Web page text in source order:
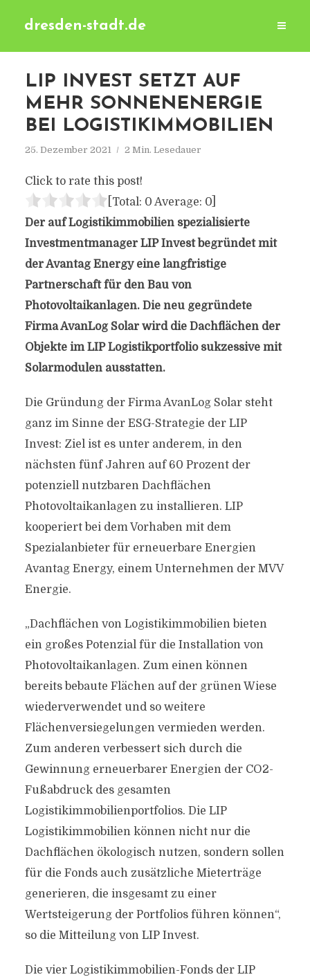
dresden-stadt.de
LIP INVEST SETZT AUF
MEHR SONNENENERGIE
BEI LOGISTIKIMMOBILIEN
25. Dezember 2021 2 Min. Lesedauer
Click to rate this post!
[Total: 0 Average: 0]
Der auf Logistikimmobilien spezialisierte
Investmentmanager LIP Investbegründet mit
der Avantag Energy eine langfristige
Partnerschaft für den Bau von
Photovoltaikanlagen. Die neu gegründete
Firma AvanLog Solar wird die Dachflächen der
Objekte im LIP Logistikportfolio sukzessive mit
Solarmodulen ausstatten.
Die Gründung der Firma AvanLog Solar steht
ganz im Sinne der ESG-Strategie der LIP
Invest: Ziel ist es unter anderem, in den
nächsten fünf Jahren auf 60 Prozent der
potenziell nutzbaren Dachflächen
Photovoltaikanlagen zu installieren. LIP
kooperiert bei dem Vorhaben mit dem
Spezialanbieter für erneuerbare Energien
Avantag Energy, einem Unternehmen der MVV
Energie.
„Dachflächen von Logistikimmobilien bieten
ein großes Potenzial für die Installation von
Photovoltaikanlagen. Zum einen können
bereits bebaute Flächen auf der grünen Wiese
wiederverwendet und so weitere
Flächenversiegelungen vermieden werden.
Zum anderen verbessert sich durch die
Gewinnung erneuerbarer Energien der CO2-
Fußabdruck des gesamten
Logistikimmobilienportfolios. Die LIP
Logistikimmobilien können nicht nur die
Dachflächen ökologisch nutzen, sondern sollen
für die Fonds auch zusätzliche Mieterträge
generieren, die insgesamt zu einer
Wertsteigerung der Portfolios führen können“,
so die Mitteilung von LIP Invest.
Die vier Logistikimmobilien-Fonds der LIP